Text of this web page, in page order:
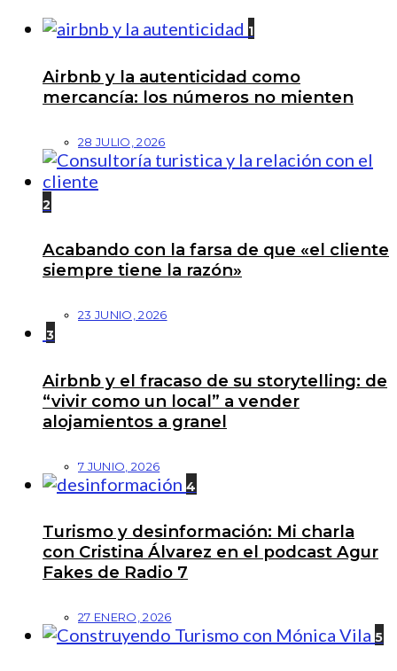
1
Airbnb y la autenticidad como
mercancía: los números no mienten
28 JULIO, 2026
2
Acabando con la farsa de que «el cliente
siempre tiene la razón»
23 JUNIO, 2026
3
Airbnb y el fracaso de su storytelling: de
“vivir como un local” a vender
alojamientos a granel
7 JUNIO, 2026
4
Turismo y desinformación: Mi charla
con Cristina Álvarez en el podcast Agur
Fakes de Radio 7
27 ENERO, 2026
5